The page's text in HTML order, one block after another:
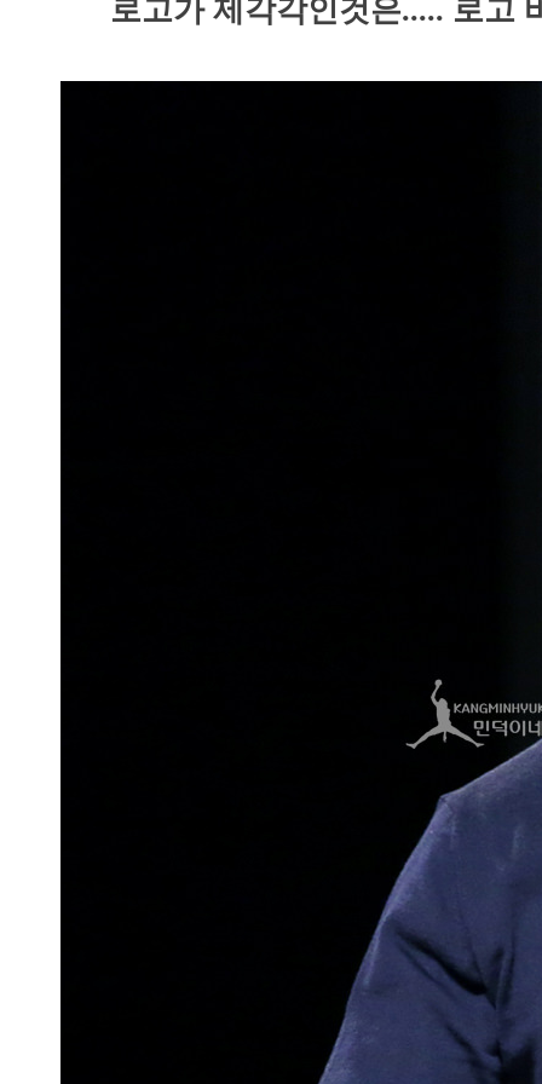
로고가 제각각인것은..... 로고